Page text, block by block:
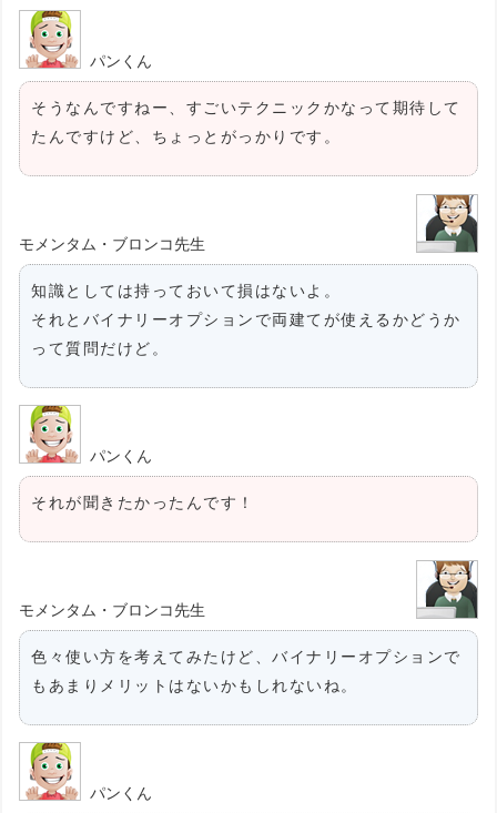
パンくん
そうなんですねー、すごいテクニックかなって期待して
たんですけど、ちょっとがっかりです。
モメンタム・ブロンコ先生
知識としては持っておいて損はないよ。
それとバイナリーオプションで両建てが使えるかどうか
って質問だけど。
パンくん
それが聞きたかったんです！
モメンタム・ブロンコ先生
色々使い方を考えてみたけど、バイナリーオプションで
もあまりメリットはないかもしれないね。
パンくん